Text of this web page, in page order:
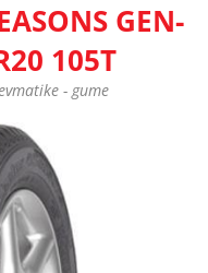
GEN-
105T
- gume